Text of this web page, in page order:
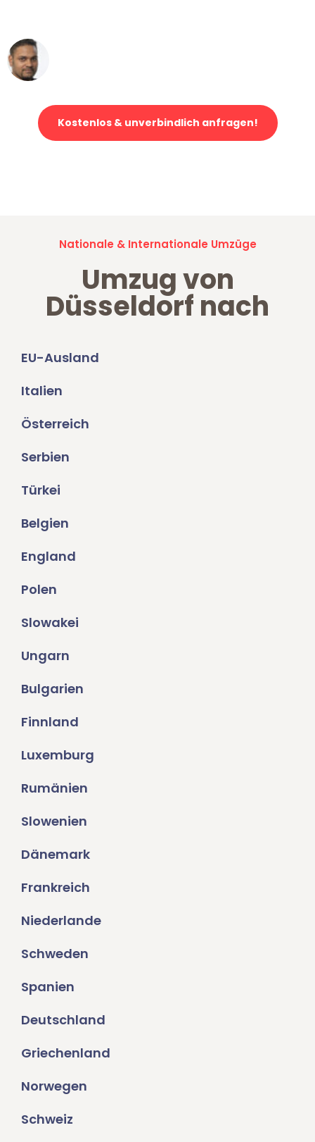
Kostenlos & unverbindlich anfragen!
Nationale & Internationale Umzüge
Umzug von
Düsseldorf nach
EU-Ausland
Italien
Österreich
Serbien
Türkei
Belgien
England
Polen
Slowakei
Ungarn
Bulgarien
Finnland
Luxemburg
Rumänien
Slowenien
Dänemark
Frankreich
Niederlande
Schweden
Spanien
Deutschland
Griechenland
Norwegen
Schweiz